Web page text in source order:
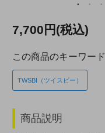
7,700円(税込)
この商品のキーワード
TWSBI（ツイスビー）
商品説明